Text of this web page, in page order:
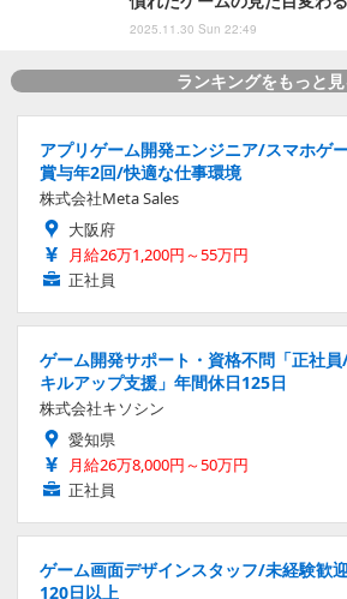
2025.11.30 Sun 22:49
ランキングをもっと
アプリゲーム開発エンジニア/スマホゲ
賞与年2回/快適な仕事環境
株式会社Meta Sales
大阪府
月給26万1,200円～55万円
正社員
ゲーム開発サポート・資格不問「正社
キルアップ支援」年間休日125日
株式会社キソシン
愛知県
月給26万8,000円～50万円
正社員
ゲーム画面デザインスタッフ/未経験歓
120日以上